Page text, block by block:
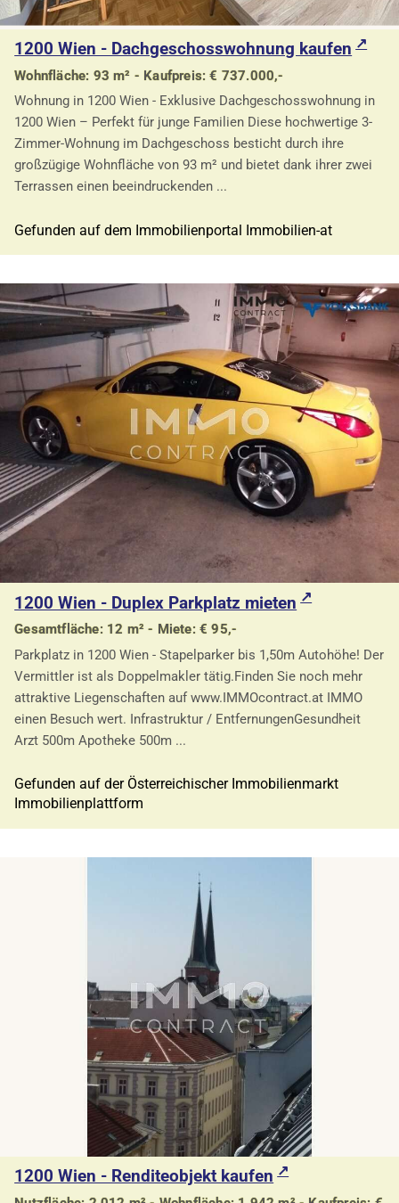
1200 Wien - Dachgeschosswohnung kaufen
Wohnfläche: 93 m² - Kaufpreis: € 737.000,-
Wohnung in 1200 Wien - Exklusive Dachgeschosswohnung in
1200 Wien – Perfekt für junge Familien Diese hochwertige 3-
Zimmer-Wohnung im Dachgeschoss besticht durch ihre
großzügige Wohnfläche von 93 m² und bietet dank ihrer zwei
Terrassen einen beeindruckenden ...
Gefunden auf dem Immobilienportal Immobilien-at
1200 Wien - Duplex Parkplatz mieten
Gesamtfläche: 12 m² - Miete: € 95,-
Parkplatz in 1200 Wien - Stapelparker bis 1,50m Autohöhe! Der
Vermittler ist als Doppelmakler tätig.Finden Sie noch mehr
attraktive Liegenschaften auf www.IMMOcontract.at IMMO
einen Besuch wert. Infrastruktur / EntfernungenGesundheit
Arzt 500m Apotheke 500m ...
Gefunden auf der Österreichischer Immobilienmarkt
Immobilienplattform
1200 Wien - Renditeobjekt kaufen